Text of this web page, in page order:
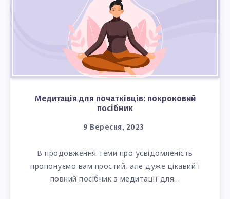
Медитація для початківців: покроковий
посібник
9 Вересня, 2023
В продовження теми про усвідомленість
пропонуємо вам простий, але дуже цікавий і
повний посібник з медитації для…